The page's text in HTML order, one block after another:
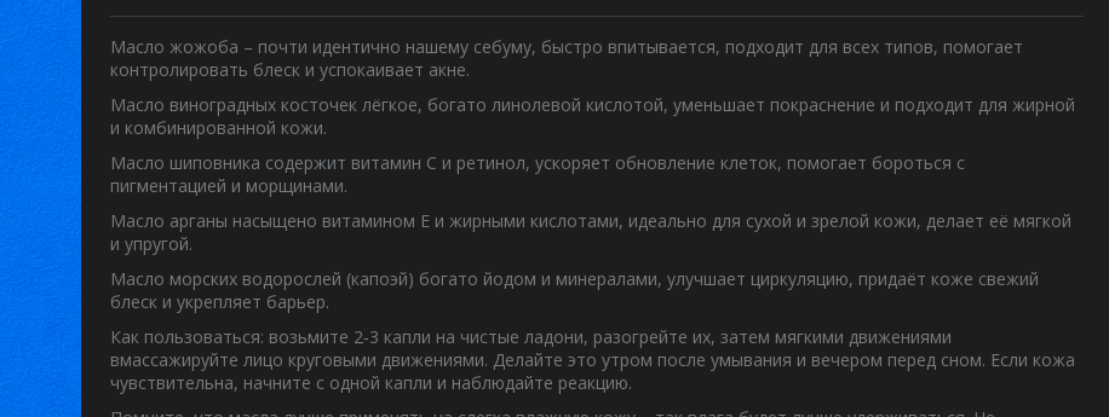
Масло жожоба – почти идентично нашему себуму, быстро впитывается, подходит для всех типов, помогает
контролировать блеск и успокаивает акне.
Масло виноградных косточек лёгкое, богато линолевой кислотой, уменьшает покраснение и подходит для жирной
и комбинированной кожи.
Масло шиповника содержит витамин С и ретинол, ускоряет обновление клеток, помогает бороться с
пигментацией и морщинами.
Масло арганы насыщено витамином Е и жирными кислотами, идеально для сухой и зрелой кожи, делает её мягкой
и упругой.
Масло морских водорослей (капоэй) богато йодом и минералами, улучшает циркуляцию, придаёт коже свежий
блеск и укрепляет барьер.
Как пользоваться: возьмите 2‑3 капли на чистые ладони, разогрейте их, затем мягкими движениями
вмассажируйте лицо круговыми движениями. Делайте это утром после умывания и вечером перед сном. Если кожа
чувствительна, начните с одной капли и наблюдайте реакцию.